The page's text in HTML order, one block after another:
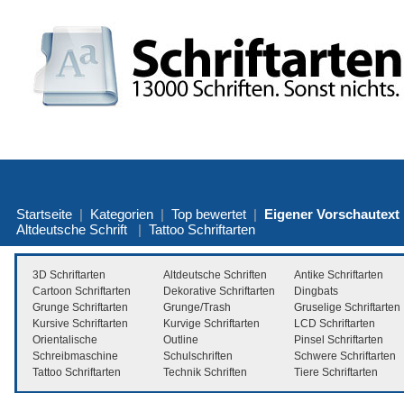
Startseite | Kategorien | Top bewertet | Eigener Vorschautext
Altdeutsche Schrift | Tattoo Schriftarten
3D Schriftarten Altdeutsche Schriften
Antike Schriftarten
Cartoon Schriftarten
Dekorative Schriftarten
Dingbats
Grunge Schriftarten
Grunge/Trash
Gruselige Schriftarten
Kursive Schriftarten
Kurvige Schriftarten
LCD Schriftarten
Orientalische
Outline
Pinsel Schriftarten
Schreibmaschine
Schulschriften
Schwere Schriftarten
Tattoo Schriftarten
Technik Schriften Tiere Schriftarten